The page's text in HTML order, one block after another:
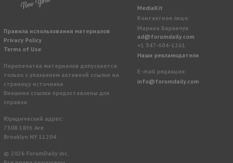
Правила использования материалов
Privacy Policy
Terms of Use
Перепечатка материалов допускается
только с указанием активной ссылки на
страницу источника.
Внешние ссылки предоставлены для
справки.
Юридический адрес:
7308 18th Ave
Brooklyn NY 11204
© 2026 ForumDaily inc.
MediaKit
Контактное лицо:
Марина Баранчук
ad@forumdaily.com
+1 347-604-1261
Наши рекламодатели
E-mail редакции:
info@forumdaily.com